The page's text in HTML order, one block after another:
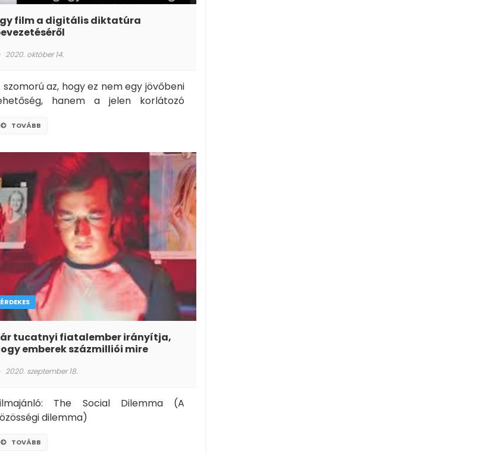
film a digitális diktatúra
2020. október 14.
szomorú az, hogy ez nem egy jövőbeni
hanem a jelen korlátozó
TOVÁBB
ÉRDEKES
tucatnyi fiatalember irányítja,
emberek százmilliói mire
2020. szeptember 18.
The Social Dilemma (A
dilemma)
TOVÁBB